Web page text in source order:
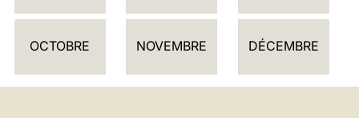
I
OCTOBRE NOVEMBRE DÉCEMBRE